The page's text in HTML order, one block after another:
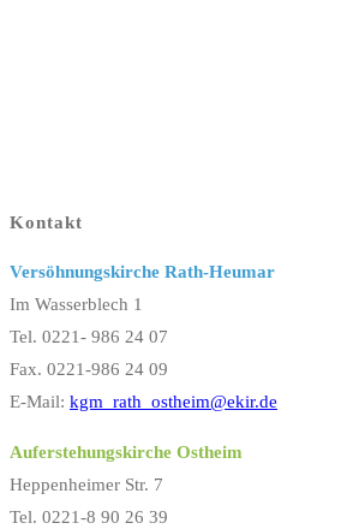
Kontakt
Versöhnungskirche Rath-Heumar
Im Wasserblech 1
Tel. 0221- 986 24 07
Fax. 0221-986 24 09
E-Mail: kgm_rath_ostheim@ekir.de
Auferstehungskirche Ostheim
Heppenheimer Str. 7
Tel. 0221-8 90 26 39